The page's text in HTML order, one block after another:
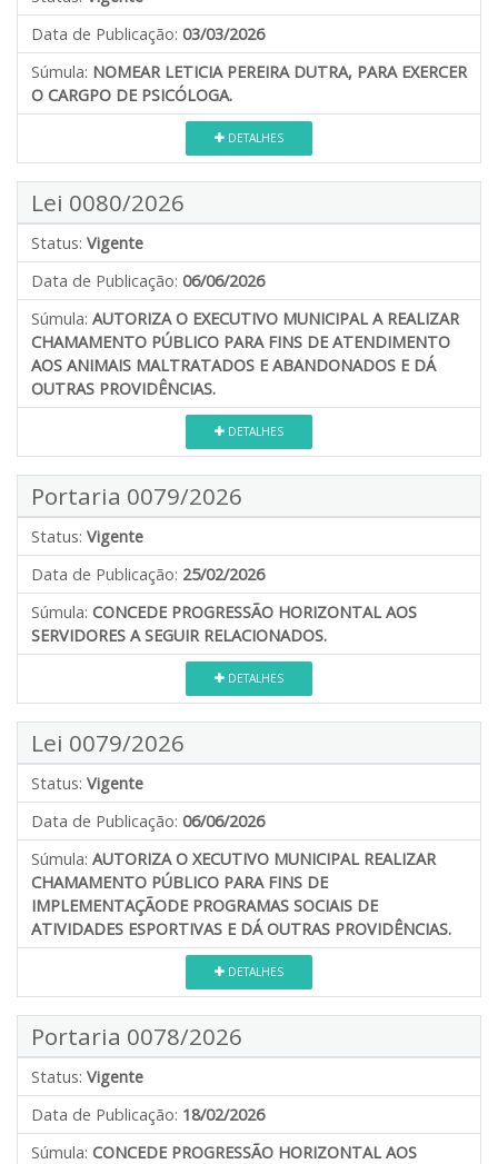
Data de Publicação: 03/03/2026
Súmula: NOMEAR LETICIA PEREIRA DUTRA, PARA EXERCER
O CARGPO DE PSICÓLOGA.
DETALHES
Lei 0080/2026
Status: Vigente
Data de Publicação: 06/06/2026
Súmula: AUTORIZA O EXECUTIVO MUNICIPAL A REALIZAR
CHAMAMENTO PÚBLICO PARA FINS DE ATENDIMENTO
AOS ANIMAIS MALTRATADOS E ABANDONADOS E DÁ
OUTRAS PROVIDÊNCIAS.
DETALHES
Portaria 0079/2026
Status: Vigente
Data de Publicação: 25/02/2026
Súmula: CONCEDE PROGRESSÃO HORIZONTAL AOS
SERVIDORES A SEGUIR RELACIONADOS.
DETALHES
Lei 0079/2026
Status: Vigente
Data de Publicação: 06/06/2026
Súmula: AUTORIZA O XECUTIVO MUNICIPAL REALIZAR
CHAMAMENTO PÚBLICO PARA FINS DE
IMPLEMENTAÇÃODE PROGRAMAS SOCIAIS DE
ATIVIDADES ESPORTIVAS E DÁ OUTRAS PROVIDÊNCIAS.
DETALHES
Portaria 0078/2026
Status: Vigente
Data de Publicação: 18/02/2026
Súmula: CONCEDE PROGRESSÃO HORIZONTAL AOS